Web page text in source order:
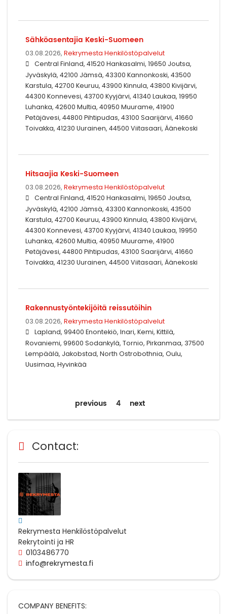
Sähköasentajia Keski-Suomeen
03.08.2026, Rekrymesta Henkilöstöpalvelut
Central Finland, 41520 Hankasalmi, 19650 Joutsa,
Jyväskylä, 42100 Jämsä, 43300 Kannonkoski, 43500
Karstula, 42700 Keuruu, 43900 Kinnula, 43800 Kivijärvi,
44300 Konnevesi, 43700 Kyyjärvi, 41340 Laukaa, 19950
Luhanka, 42600 Multia, 40950 Muurame, 41900
Petäjävesi, 44800 Pihtipudas, 43100 Saarijärvi, 41660
Toivakka, 41230 Uurainen, 44500 Viitasaari, Äänekoski
Hitsaajia Keski-Suomeen
03.08.2026, Rekrymesta Henkilöstöpalvelut
Central Finland, 41520 Hankasalmi, 19650 Joutsa,
Jyväskylä, 42100 Jämsä, 43300 Kannonkoski, 43500
Karstula, 42700 Keuruu, 43900 Kinnula, 43800 Kivijärvi,
44300 Konnevesi, 43700 Kyyjärvi, 41340 Laukaa, 19950
Luhanka, 42600 Multia, 40950 Muurame, 41900
Petäjävesi, 44800 Pihtipudas, 43100 Saarijärvi, 41660
Toivakka, 41230 Uurainen, 44500 Viitasaari, Äänekoski
Rakennustyöntekijöitä reissutöihin
03.08.2026, Rekrymesta Henkilöstöpalvelut
Lapland, 99400 Enontekiö, Inari, Kemi, Kittilä,
Rovaniemi, 99600 Sodankylä, Tornio, Pirkanmaa, 37500
Lempäälä, Jakobstad, North Ostrobothnia, Oulu,
Uusimaa, Hyvinkää
previous 4 next
Contact:
Rekrymesta Henkilöstöpalvelut
Rekrytointi ja HR
0103486770
info@rekrymesta.fi
COMPANY BENEFITS: